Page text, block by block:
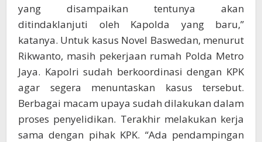
yang disampaikan tentunya akan
ditindaklanjuti oleh Kapolda yang baru,”
katanya. Untuk kasus Novel Baswedan, menurut
Rikwanto, masih pekerjaan rumah Polda Metro
Jaya. Kapolri sudah berkoordinasi dengan KPK
agar segera menuntaskan kasus tersebut.
Berbagai macam upaya sudah dilakukan dalam
proses penyelidikan. Terakhir melakukan kerja
sama dengan pihak KPK. “Ada pendampingan